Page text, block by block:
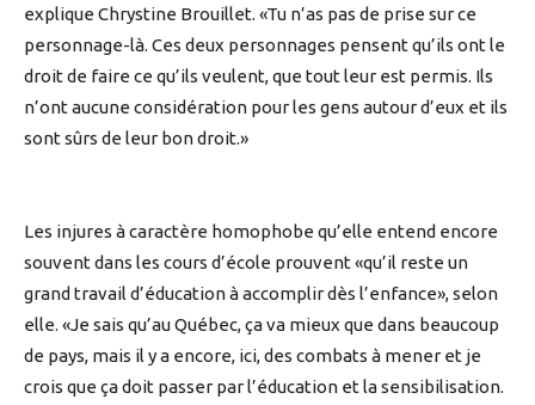
explique Chrystine Brouillet. «Tu n’as pas de prise sur ce
personnage-là. Ces deux personnages pensent qu’ils ont le
droit de faire ce qu’ils veulent, que tout leur est permis. Ils
n’ont aucune considération pour les gens autour d’eux et ils
sont sûrs de leur bon droit.»
Les injures à caractère homophobe qu’elle entend encore
souvent dans les cours d’école prouvent «qu’il reste un
grand travail d’éducation à accomplir dès l’enfance», selon
elle. «Je sais qu’au Québec, ça va mieux que dans beaucoup
de pays, mais il y a encore, ici, des combats à mener et je
crois que ça doit passer par l’éducation et la sensibilisation.